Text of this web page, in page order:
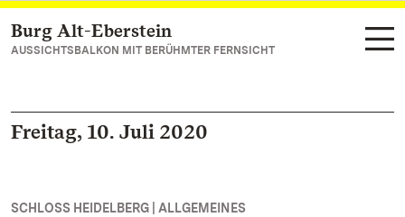
Zum Hauptinhalt springen
Burg Alt-Eberstein
AUSSICHTSBALKON MIT BERÜHMTER FERNSICHT
Freitag, 10. Juli 2020
SCHLOSS HEIDELBERG | ALLGEMEINES